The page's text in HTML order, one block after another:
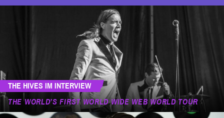
THE HIVES IM INTERVIEW
THE WORLD’S FIRST WORLD WIDE WEB WORLD TOUR